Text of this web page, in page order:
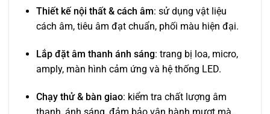
Thiết kế nội thất & cách âm: sử dụng vật liệu
cách âm, tiêu âm đạt chuẩn, phối màu hiện đại.
Lắp đặt âm thanh ánh sáng: trang bị loa, micro,
amply, màn hình cảm ứng và hệ thống LED.
Chạy thử & bàn giao: kiểm tra chất lượng âm
thanh, ánh sáng, đảm bảo vận hành mượt mà.